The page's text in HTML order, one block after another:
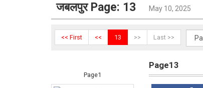
जबलपुर Page: 13 May 10, 2025
<< First << 13 >> Last >>
Page1
Page13